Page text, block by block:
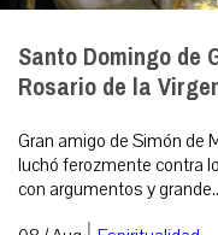
Santo Domingo de
Rosario de la
Gran amigo de Simón de
luchó ferozmente contra
con argumentos y